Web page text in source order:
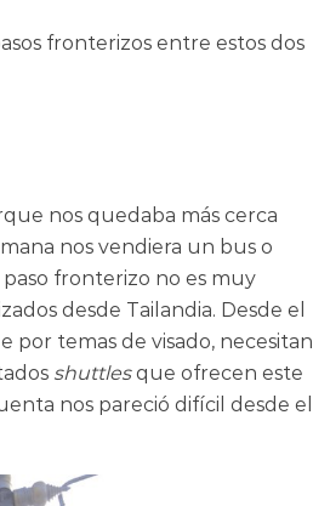
fronterizos entre estos dos
nos quedaba más cerca
nos vendiera un bus o
fronterizo no es muy
desde Tailandia. Desde el
por temas de visado, necesitan
shuttlesque ofrecen este
nos pareció difícil desde el